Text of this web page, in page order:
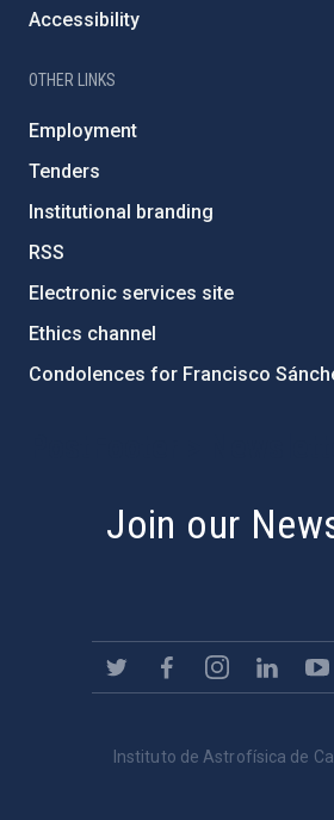
Accessibility
OTHER LINKS
Employment
Tenders
Institutional branding
RSS
Electronic services site
Ethics channel
Condolences for Francisco
Join our
Instituto de Astrofísica de